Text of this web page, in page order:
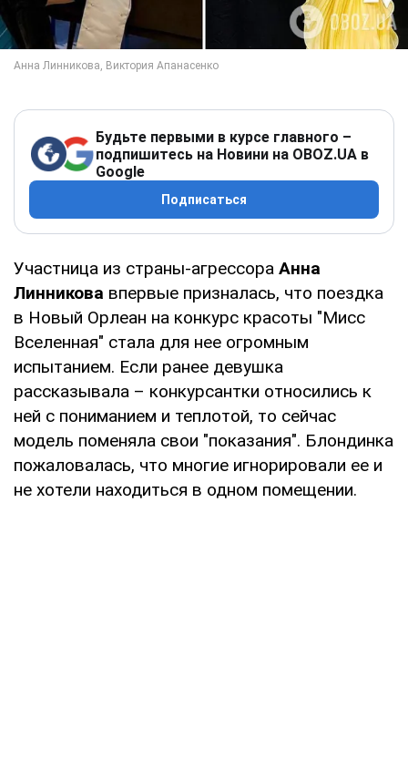
Будьте первыми в курсе главного –
подпишитесь на Новини на OBOZ.UA в
Google
Подписаться
Участница из страны-агрессора Анна
Линникова впервые призналась, что поездка
в Новый Орлеан на конкурс красоты "Мисс
Вселенная" стала для нее огромным
испытанием. Если ранее девушка
рассказывала – конкурсантки относились к
ней с пониманием и теплотой, то сейчас
модель поменяла свои "показания". Блондинка
пожаловалась, что многие игнорировали ее и
не хотели находиться в одном помещении.